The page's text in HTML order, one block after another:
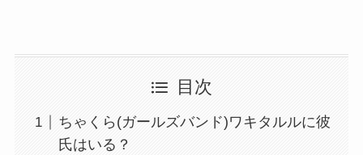
目次
ちゃくら(ガールズバンド)ワキタルルに彼
氏はいる？